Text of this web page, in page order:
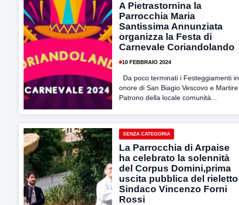
A Pietrastornina la
Parrocchia Maria
Santissima Annunziata
organizza la Festa di
Carnevale Coriandolando
10 FEBBRAIO 2024
Da poco terminati i Festeggiamenti in
onore di San Biagio Vescovo e Martire
Patrono della locale comunità...
SENZA CATEGORIA
La Parrocchia di Arpaise
ha celebrato la solennità
del Corpus Domini,prima
uscita pubblica del rieletto
Sindaco Vincenzo Forni
Rossi